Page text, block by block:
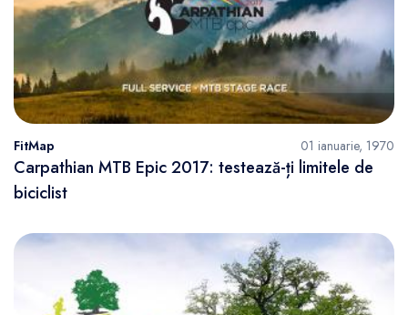
FitMap 01 ianuarie, 1970
Carpathian MTB Epic 2017: testează-ți limitele de
biciclist